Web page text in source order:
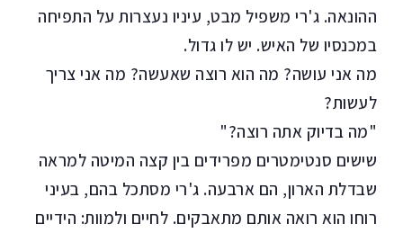
ההונאה. ג'רי משפיל מבט, עיניו נעצרות על התפיחה
במכנסיו של האיש. יש לו גדול.
מה אני עושה? מה הוא רוצה שאעשה? מה אני צריך
לעשות?
"מה בדיוק אתה רוצה?"
שישים סנטימטרים מפרידים בין קצה המיטה למראה
שבדלת הארון, הם ארבעה. ג'רי מסתכל בהם, בעיני
רוחו הוא רואה אותם מתאבקים. לחיים ולמוות: הידיים